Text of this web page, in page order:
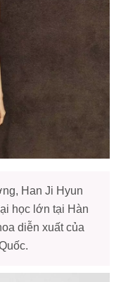
Han Ji Hyun
học lớn tại Hàn
diễn xuất của